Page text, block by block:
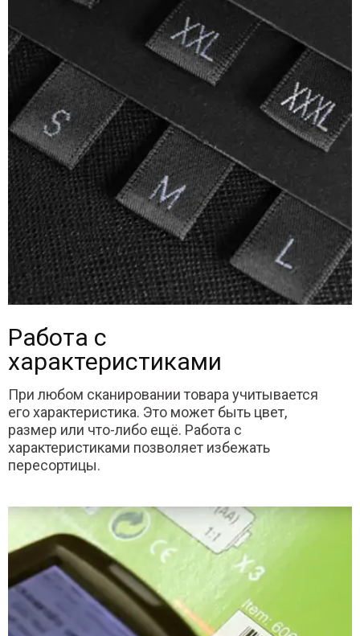
Работа с
характеристиками
При любом сканировании товара учитывается
его характеристика. Это может быть цвет,
размер или что-либо ещё. Работа с
характеристиками позволяет избежать
пересортицы.